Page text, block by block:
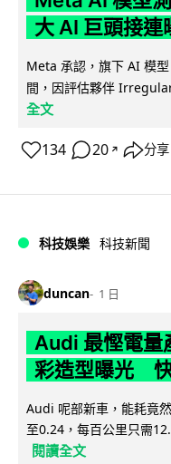
大 AI 巨頭接連
Meta 承認，旗下 AI 模
間，因評估夥伴
全文
134 20 ↗ 分享
科技娛樂 科技新聞
duncan 1 日
Audi 最慳電
彩造型曝光
Audi 呢部新車，能耗竟
至0.24，每百公里只需
閱讀全文